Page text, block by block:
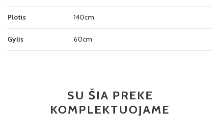
Plotis 140cm
Gylis 60cm
SU ŠIA PREKE
KOMPLEKTUOJAME